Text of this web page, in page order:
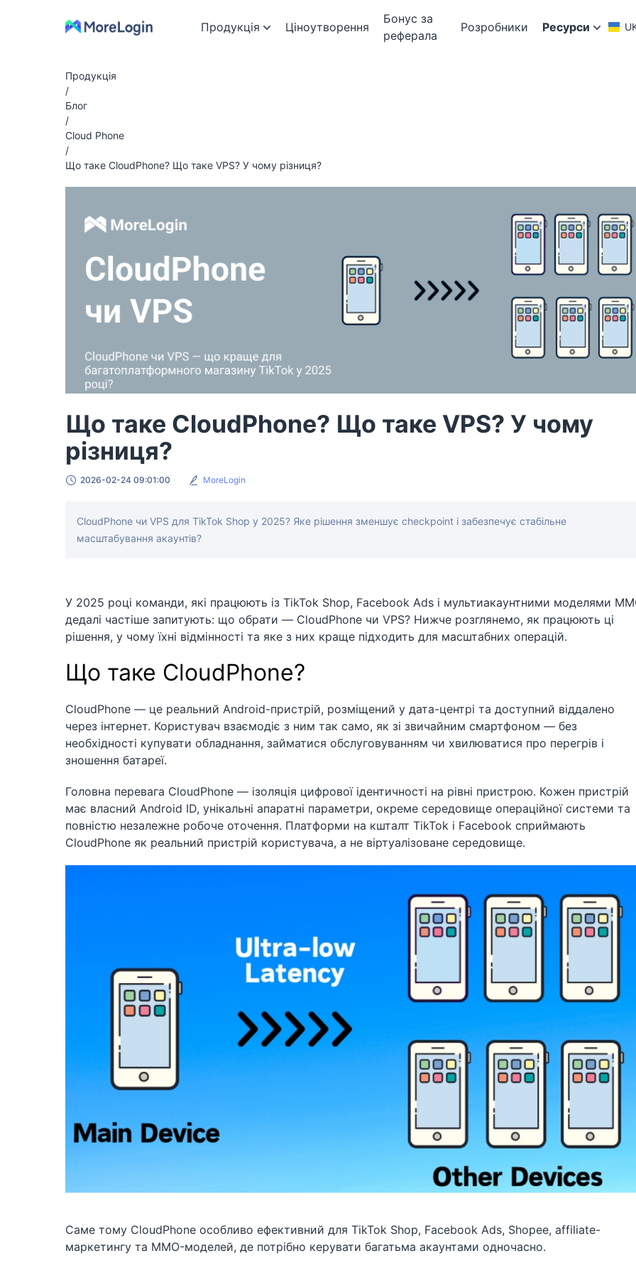
Продукція Ціноутворення
Бонус за
реферала
Розробники Ресурси
Продукція
/
Блог
/
Cloud Phone
/
Що таке CloudPhone? Що таке VPS? У чому різниця?
Що таке CloudPhone? Що таке VPS? У чому
різниця?
2026-02-24 09:01:00 MoreLogin
CloudPhone чи VPS для TikTok Shop у 2025? Яке рішення зменшує checkpoint і забезпечує стабільне
масштабування акаунтів?
У 2025 році команди, які працюють із TikTok Shop, Facebook Ads і мультиакаунтними моделями
дедалі частіше запитують: що обрати — CloudPhone чи VPS? Нижче розглянемо, як працюють ці
рішення, у чому їхні відмінності та яке з них краще підходить для масштабних операцій.
Що таке CloudPhone?
CloudPhone — це реальний Android-пристрій, розміщений у дата-центрі та доступний віддалено
через інтернет. Користувач взаємодіє з ним так само, як зі звичайним смартфоном — без
необхідності купувати обладнання, займатися обслуговуванням чи хвилюватися про перегрів і
зношення батареї.
Головна перевага CloudPhone — ізоляція цифрової ідентичності на рівні пристрою. Кожен пристрій
має власний Android ID, унікальні апаратні параметри, окреме середовище операційної системи та
повністю незалежне робоче оточення. Платформи на кшталт TikTok і Facebook сприймають
CloudPhone як реальний пристрій користувача, а не віртуалізоване середовище.
Саме тому CloudPhone особливо ефективний для TikTok Shop, Facebook Ads, Shopee, affiliate-
маркетингу та MMO-моделей, де потрібно керувати багатьма акаунтами одночасно.